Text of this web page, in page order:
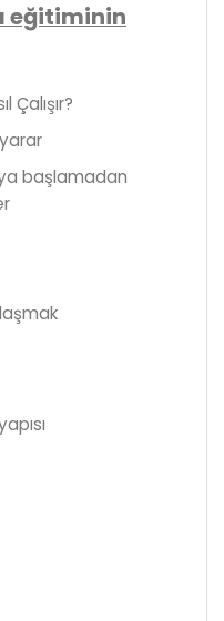
eğitiminin
Çalışır?
başlamadan